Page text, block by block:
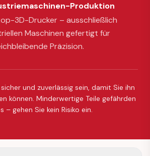
Produktion
3D-Drucker – ausschließlich
Maschinen gefertigt für
Präzision.
und zuverlässig sein, damit Sie ihn
können. Minderwertige Teile gefährden
– gehen Sie kein Risiko ein.